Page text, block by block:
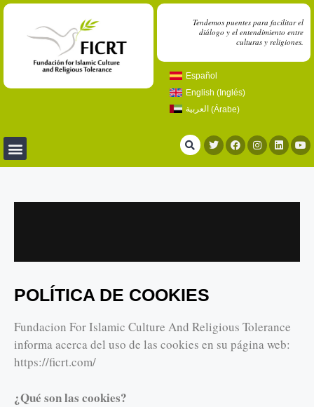
Tendemos puentes para facilitar el
diálogo y el entendimiento entre
culturas y religiones.
Español
English (Inglés)
العربية (Árabe)
POLÍTICA DE COOKIES
Fundacion For Islamic Culture And Religious Tolerance
informa acerca del uso de las cookies en su página web:
https://ficrt.com/
¿Qué son las cookies?